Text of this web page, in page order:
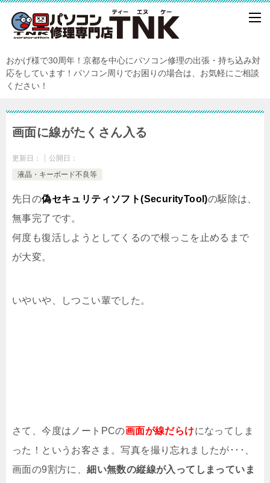
おかげ様で30周年！京都を中心にパソコン修理の出張・持ち込み対
応をしています！パソコン周りでお困りの場合は、お気軽にご相談
ください！
画面に線がたくさん入る
更新日：
公開日：
液晶・キーボード不良等
先日の偽セキュリティソフト(SecurityTool)の駆除は、
無事完了です。
何度も復活しようとしてくるので根っこを止めるまで
が大変。
いやいや、しつこい輩でした。
さて、今度はノートPCの画面が線だらけになってしま
った！というお客さま。写真を撮り忘れましたが･･･、
画面の9割方に、細い無数の縦線が入ってしまっていま